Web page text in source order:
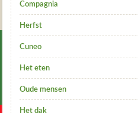
Compagnia
Herfst
Cuneo
Het eten
Oude mensen
Het dak